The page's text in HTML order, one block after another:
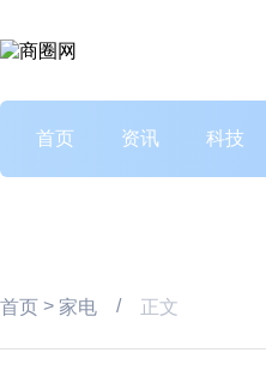
首页 资讯 科技
首页 > 家电 / 正文